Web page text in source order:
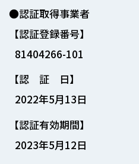
●認証取得事業者
【認証登録番号】
81404266-101
【認 証 日】
2022年5月13日
【認証有効期間】
2023年5月12日